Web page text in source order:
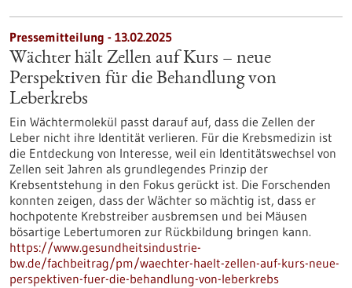
Pressemitteilung - 13.02.2025
Wächter hält Zellen auf Kurs – neue
Perspektiven für die Behandlung von
Leberkrebs
Ein Wächtermolekül passt darauf auf, dass die Zellen der
Leber nicht ihre Identität verlieren. Für die Krebsmedizin ist
die Entdeckung von Interesse, weil ein Identitätswechsel von
Zellen seit Jahren als grundlegendes Prinzip der
Krebsentstehung in den Fokus gerückt ist. Die Forschenden
konnten zeigen, dass der Wächter so mächtig ist, dass er
hochpotente Krebstreiber ausbremsen und bei Mäusen
bösartige Lebertumoren zur Rückbildung bringen kann.
https://www.gesundheitsindustrie-
bw.de/fachbeitrag/pm/waechter-haelt-zellen-auf-kurs-neue-
perspektiven-fuer-die-behandlung-von-leberkrebs